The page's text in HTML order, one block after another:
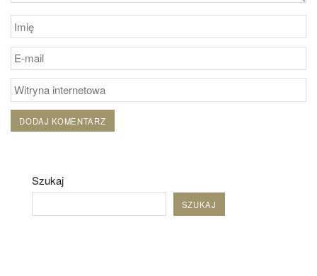
Szukaj
SZUKAJ